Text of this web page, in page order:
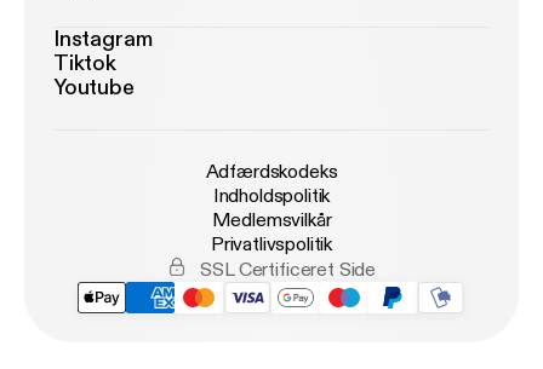
Instagram
Tiktok
Youtube
Adfærdskodeks
Indholdspolitik
Medlemsvilkår
Privatlivspolitik
SSL Certificeret Side